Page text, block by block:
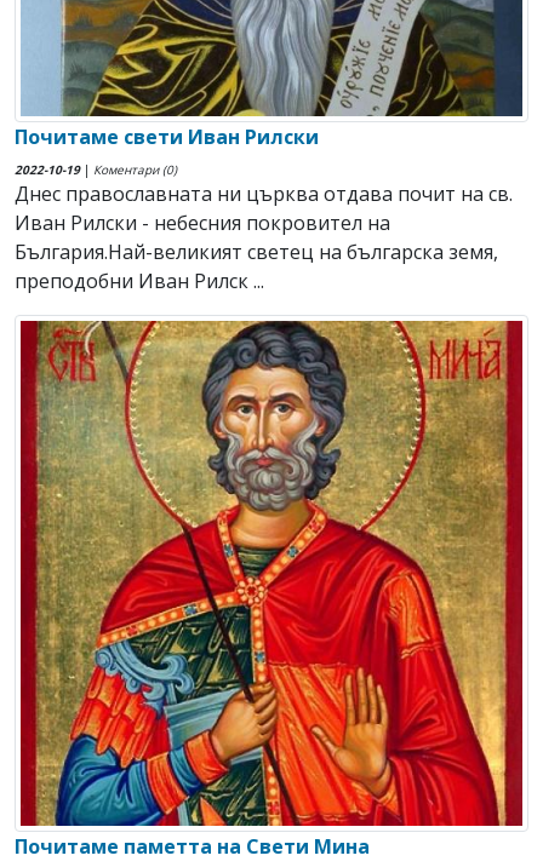
Почитаме свети Иван Рилски
2022-10-19| Коментари (0)
Днес православната ни църква отдава почит на св.
Иван Рилски - небесния покровител на
България.Най-великият светец на българска земя,
преподобни Иван Рилск ...
Почитаме паметта на Свети Мина